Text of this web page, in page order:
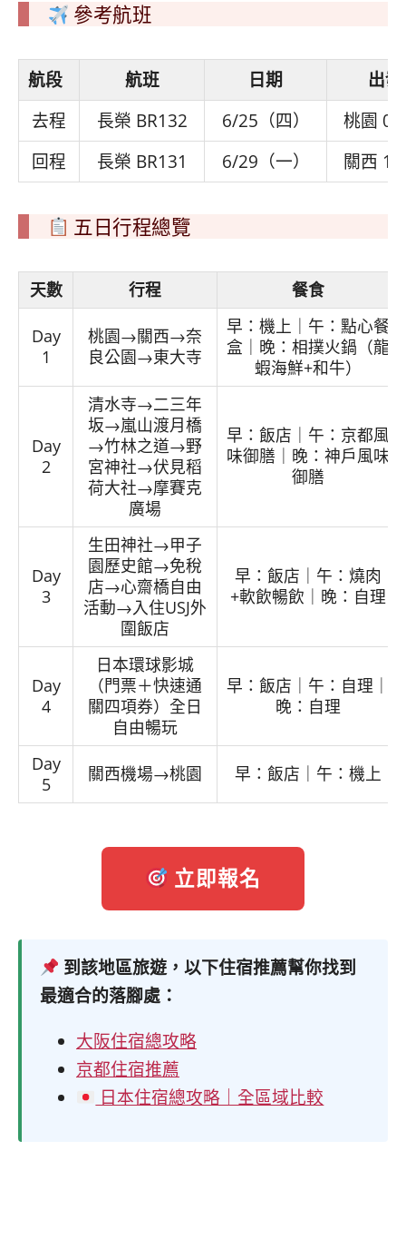
參考航班
航段 航班 日期
出發
去程
長榮 BR132 6/25（四）
桃園
回程
長榮 BR131 6/29（一） 關西
五日行程總覽
天數 行程 餐食
Day
1
桃園→關西→奈
良公園→東大寺
早：機上｜午：點心餐
盒｜晚：相撲火鍋（龍
蝦海鮮+和牛）
Day
2
清水寺→二三年
坂→嵐山渡月橋
→竹林之道→野
宮神社→伏見稻
荷大社→摩賽克
廣場
早：飯店｜午：京都風
味御膳｜晚：神戶風味
御膳
Day
3
生田神社→甲子
園歷史館→免稅
店→心齋橋自由
活動→入住USJ外
圍飯店
早：飯店｜午：燒肉
+軟飲暢飲｜晚：自理
Day
4
日本環球影城
（門票＋快速通
關四項券）全日
自由暢玩
早：飯店｜午：自理｜
晚：自理
Day
5
關西機場→桃園 早：飯店｜午：機上
立即報名
到該地區旅遊，以下住宿推薦幫你找到
最適合的落腳處：
大阪住宿總攻略
京都住宿推薦
日本住宿總攻略｜全區域比較